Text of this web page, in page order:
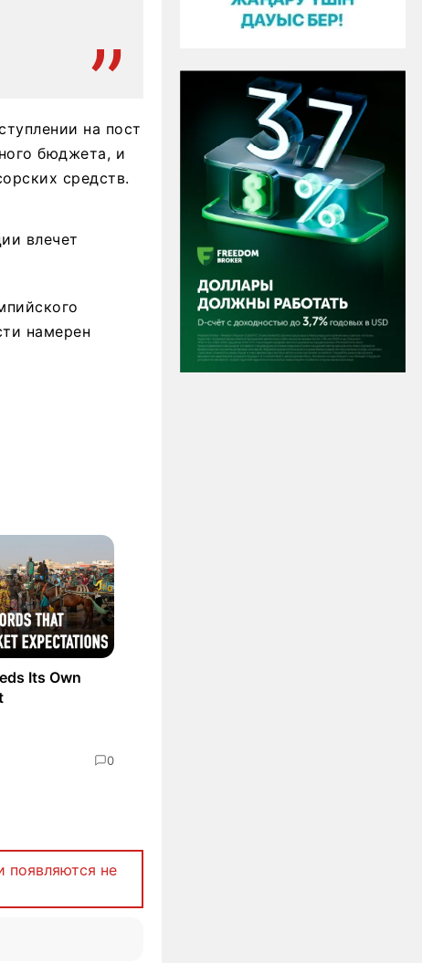
на пост
бюджета, и
средств.
влечет
намерен
Its Own
0
появляются не